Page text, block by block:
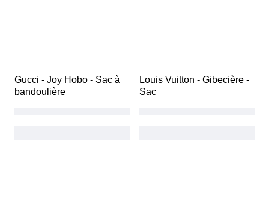
Gucci - Joy Hobo - Sac à
bandoulière
Louis Vuitton - Gibecière -
Sac